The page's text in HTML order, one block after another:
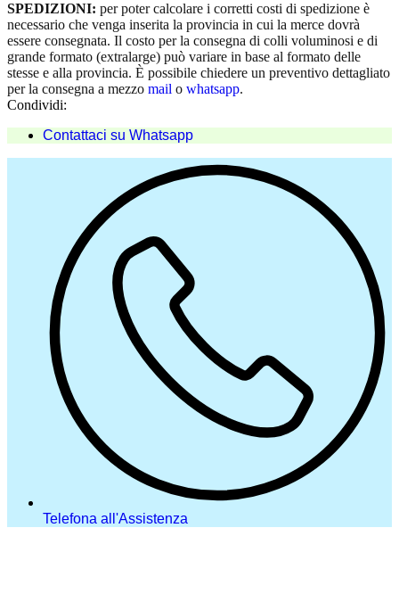
SPEDIZIONI: per poter calcolare i corretti costi di spedizione è
necessario che venga inserita la provincia in cui la merce dovrà
essere consegnata. Il costo per la consegna di colli voluminosi e di
grande formato (extralarge) può variare in base al formato delle
stesse e alla provincia. È possibile chiedere un preventivo dettagliato
per la consegna a mezzo mail o whatsapp.
Condividi:
Contattaci su Whatsapp
Telefona all'Assistenza